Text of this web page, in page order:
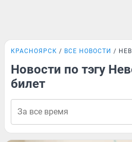
КРАСНОЯРСК ВСЕ НОВОСТИ
Новости по тэгу
билет